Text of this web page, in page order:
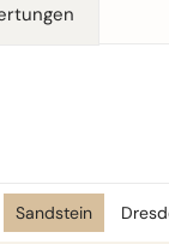
Sandstein